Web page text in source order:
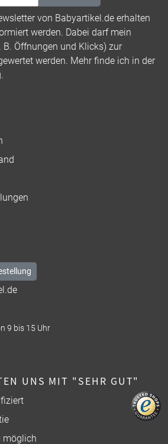
von Babyartikel.de erhalten
werden. Dabei darf mein
Öffnungen und Klicks) zur
werden. Mehr finde ich in der
.
9 bis 15 Uhr
UNS MIT "SEHR GUT"
möglich